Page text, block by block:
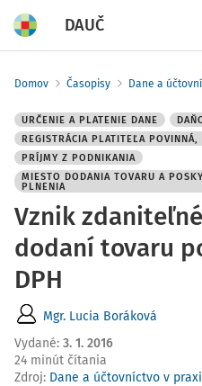
DAUČ
Domov Časopisy Dane a
URČENIE A PLATENIE DANE
REGISTRÁCIA PLATITEĽA
PRÍJMY Z PODNIKANIA
MIESTO DODANIA TOVARU A
PLNENIA
Vznik
dodaní tovaru
DPH
Mgr. Lucia Boráková
Vydané: 3. 1. 2016
24 minút čítania
Zdroj: Dane a účtovníctvo v